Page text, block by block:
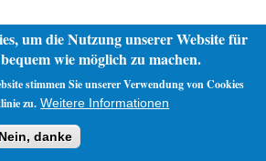
um die Nutzung unserer Website für
wie möglich zu machen.
stimmen Sie unserer Verwendung von Cookies
zu. Weitere Informationen
Nein, danke